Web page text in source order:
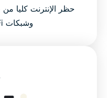
حظر الإنترنت كليا
وشبكات Wi-Fi المحلية.